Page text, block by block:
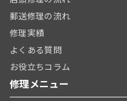
郵送修理の流れ
修理実績
よくある質問
お役立ちコラム
修理メニュー